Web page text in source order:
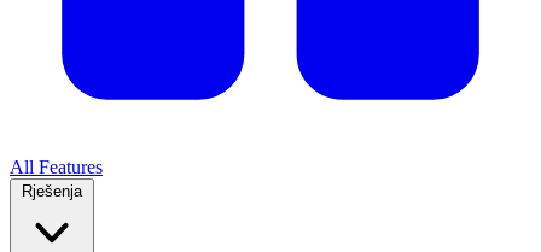
All Features
Rješenja